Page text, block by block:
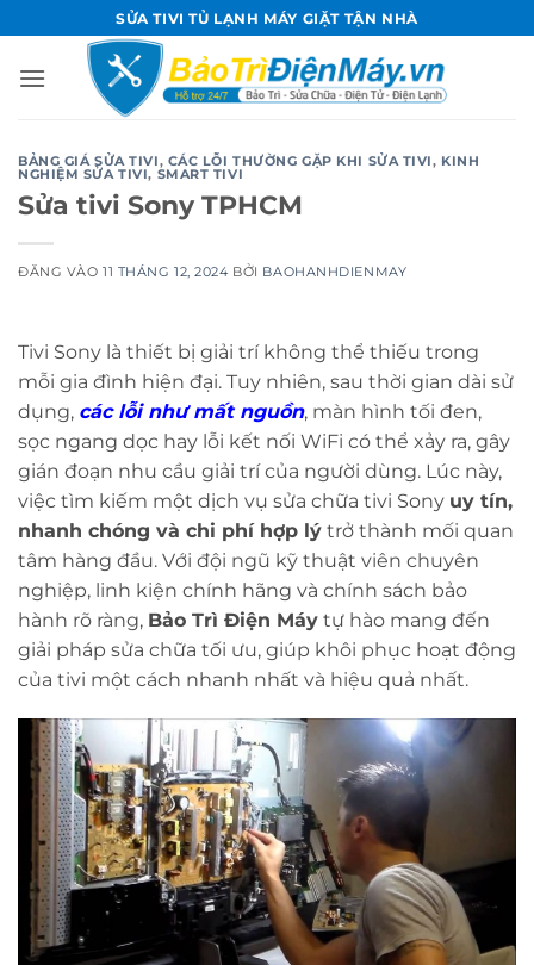
qua
nội
SỬA TIVI TỦ LẠNH MÁY GIẶT TẬN NHÀ
BẢNG GIÁ SỬA TIVI, CÁC LỖI THƯỜNG GẶP KHI SỬA TIVI, KINH
NGHIỆM SỬA TIVI, SMART TIVI
Sửa tivi Sony TPHCM
ĐĂNG VÀO11 THÁNG 12, 2024 BỞI BAOHANHDIENMAY
Tivi Sony là thiết bị giải trí không thể thiếu trong
mỗi gia đình hiện đại. Tuy nhiên, sau thời gian dài sử
dụng, các lỗi như mất nguồn, màn hình tối đen,
sọc ngang dọc hay lỗi kết nối WiFi có thể xảy ra, gây
gián đoạn nhu cầu giải trí của người dùng. Lúc này,
việc tìm kiếm một dịch vụ sửa chữa tivi Sony uy tín,
nhanh chóng và chi phí hợp lý trở thành mối quan
tâm hàng đầu. Với đội ngũ kỹ thuật viên chuyên
nghiệp, linh kiện chính hãng và chính sách bảo
hành rõ ràng, Bảo Trì Điện Máy tự hào mang đến
giải pháp sửa chữa tối ưu, giúp khôi phục hoạt động
của tivi một cách nhanh nhất và hiệu quả nhất.